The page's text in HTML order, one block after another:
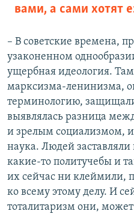
вами, а сами хотят
– В советские времена,
узаконенном
ущербная идеология.
марксизма-ленинизма,
терминологию,
выявлялась разница
и зрелым социализмом, и
наука. Людей заставляли
какие-то политучебы и
их сейчас ни клеймили,
ко всему этому делу. И
тоталитаризм они,